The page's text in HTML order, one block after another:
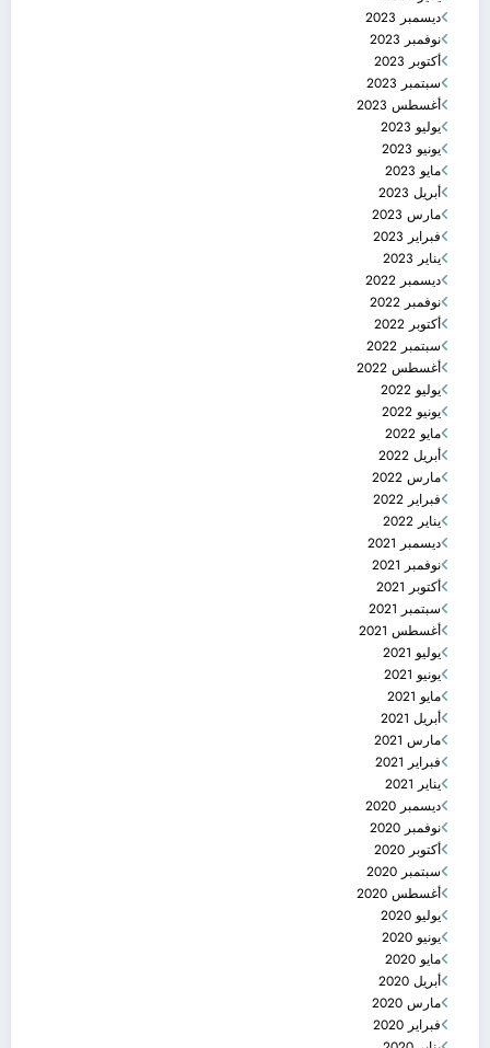
ديسمبر 2023
نوفمبر 2023
أكتوبر 2023
سبتمبر 2023
أغسطس 2023
يوليو 2023
يونيو 2023
مايو 2023
أبريل 2023
مارس 2023
فبراير 2023
يناير 2023
ديسمبر 2022
نوفمبر 2022
أكتوبر 2022
سبتمبر 2022
أغسطس 2022
يوليو 2022
يونيو 2022
مايو 2022
أبريل 2022
مارس 2022
فبراير 2022
يناير 2022
ديسمبر 2021
نوفمبر 2021
أكتوبر 2021
سبتمبر 2021
أغسطس 2021
يوليو 2021
يونيو 2021
مايو 2021
أبريل 2021
مارس 2021
فبراير 2021
يناير 2021
ديسمبر 2020
نوفمبر 2020
أكتوبر 2020
سبتمبر 2020
أغسطس 2020
يوليو 2020
يونيو 2020
مايو 2020
أبريل 2020
مارس 2020
فبراير 2020